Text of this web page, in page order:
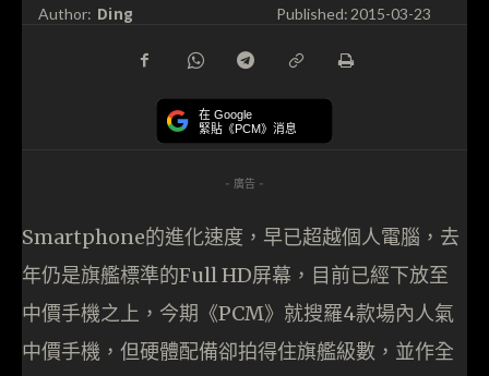
Author: Ding Published:2015-03-23
在 Google
緊貼《PCM》消息
- 廣告 -
Smartphone的進化速度，早已超越個人電腦，去
年仍是旗艦標準的Full HD屏幕，目前已經下放至
中價手機之上，今期《PCM》就搜羅4款場內人氣
中價手機，但硬體配備卻拍得住旗艦級數，並作全